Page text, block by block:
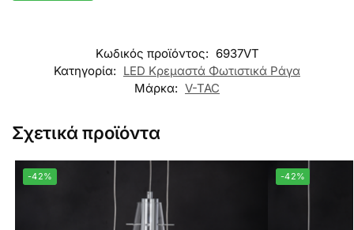
Κωδικός προϊόντος: 6937VT
Κατηγορία: LED Κρεμαστά Φωτιστικά Ράγα
Μάρκα: V-TAC
Σχετικά προϊόντα
-42% -42%